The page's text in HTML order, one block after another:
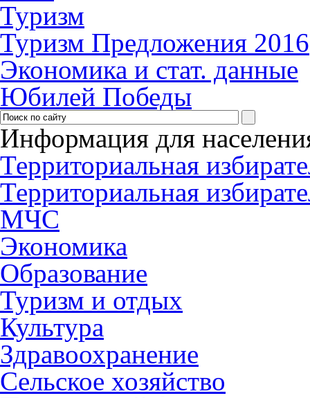
Туризм
Туризм Предложения 2016
Экономика и стат. данные
Юбилей Победы
Информация для
Территориальная
Территориальная
МЧС
Экономика
Образование
Туризм и отдых
Культура
Здравоохранение
Сельское хозяйство